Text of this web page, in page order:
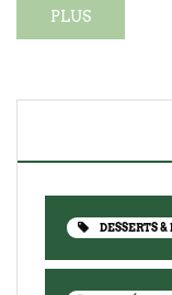
PLUS
DESSERTS